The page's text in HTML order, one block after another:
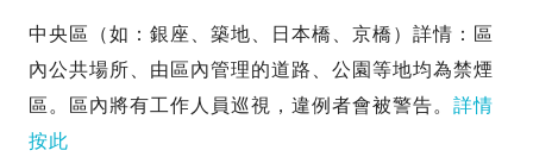
中央區（如：銀座、築地、日本橋、京橋）詳情：區
內公共場所、由區內管理的道路、公園等地均為禁煙
區。區內將有工作人員巡視，違例者會被警告。 詳情
按此